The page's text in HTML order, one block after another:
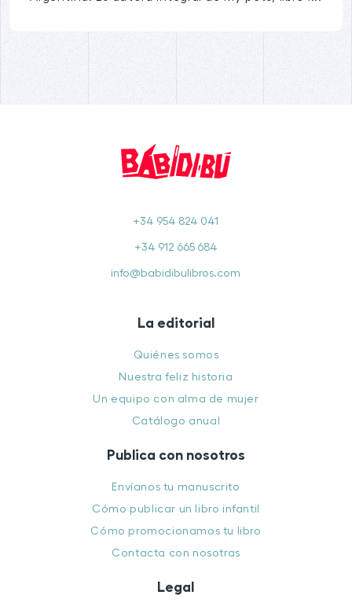
+34 954 824 041
+34 912 665 684
info@babidibulibros.com
La editorial
Quiénes somos
Nuestra feliz historia
Un equipo con alma de mujer
Catálogo anual
Publica con nosotros
Envíanos tu manuscrito
Cómo publicar un libro infantil
Cómo promocionamos tu libro
Contacta con nosotras
Legal